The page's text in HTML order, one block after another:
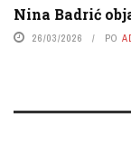
Nina Badrić
26/03/2026 PO